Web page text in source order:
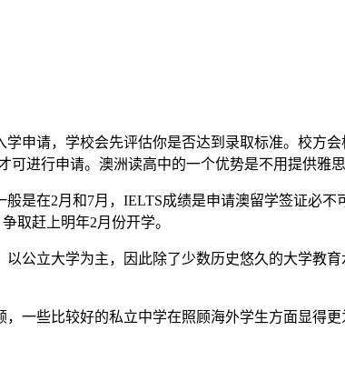
请，学校会先评估你是否达到录取标准。校方会
进行申请。澳洲读高中的一个优势是不用提供雅思
在2月和7月，IELTS成绩是申请澳留学签证必不
取赶上明年2月份开学。
立大学为主，因此除了少数历史悠久的大学教育
些比较好的私立中学在照顾海外学生方面显得